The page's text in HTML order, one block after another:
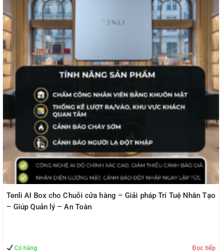
Tenli AI Box cho Chuỗi cửa hàng – Giải pháp Trí Tuệ Nhân Tạo
– Giúp Quản lý – An Toàn
Có hàng Đọc tiếp